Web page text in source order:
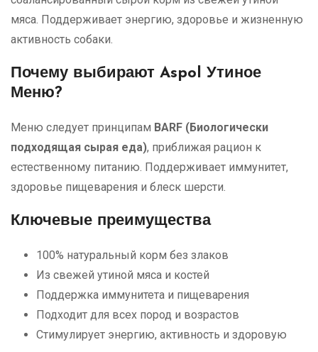
мяса. Поддерживает энергию, здоровье и жизненную
активность собаки.
Почему выбирают Aspol Утиное
Меню?
Меню следует принципам BARF (Биологически
подходящая сырая еда), приближая рацион к
естественному питанию. Поддерживает иммунитет,
здоровье пищеварения и блеск шерсти.
Ключевые преимущества
100% натуральный корм без злаков
Из свежей утиной мяса и костей
Поддержка иммунитета и пищеварения
Подходит для всех пород и возрастов
Стимулирует энергию, активность и здоровую